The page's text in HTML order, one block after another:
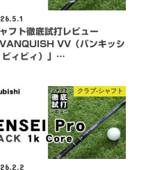
フト徹底試打レビュー
VANQUISH VV（バンキッシ
ビィビィ）」…
クラブ-シャフト